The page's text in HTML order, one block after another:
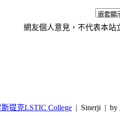
網友個人意見，不代表本站
斯提克LSTIC College | Sinerji | by